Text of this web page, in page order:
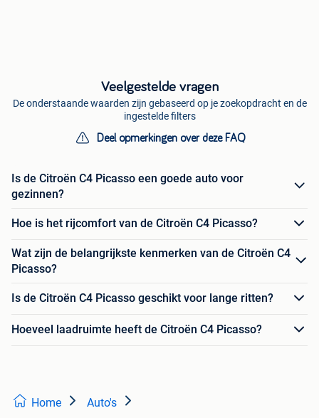
Veelgestelde vragen
De onderstaande waarden zijn gebaseerd op je zoekopdracht en de
ingestelde filters
Deel opmerkingen over deze FAQ
Is de Citroën C4 Picasso een goede auto voor
gezinnen?
Hoe is het rijcomfort van de Citroën C4 Picasso?
Wat zijn de belangrijkste kenmerken van de Citroën C4
Picasso?
Is de Citroën C4 Picasso geschikt voor lange ritten?
Hoeveel laadruimte heeft de Citroën C4 Picasso?
Home Auto's